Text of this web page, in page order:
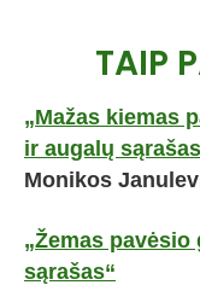
TAIP
„Mažas kiemas
ir augalų
Monikos
„Žemas
sąrašas“